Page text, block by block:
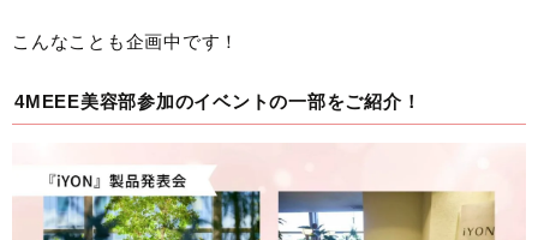
こんなことも企画中です！
4MEEE美容部参加のイベントの一部をご紹介！